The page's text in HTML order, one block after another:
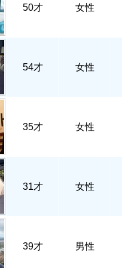
50才 女性
54才 女性
35才 女性
31才 女性
39才 男性